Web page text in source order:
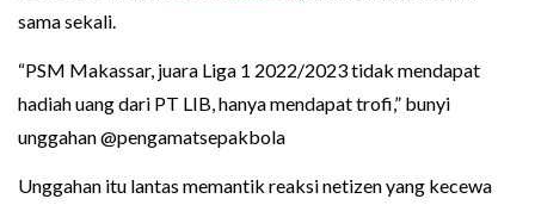
sama sekali.
“PSM Makassar, juara Liga 1 2022/2023 tidak mendapat
hadiah uang dari PT LIB, hanya mendapat trofi,” bunyi
unggahan @pengamatsepakbola
Unggahan itu lantas memantik reaksi netizen yang kecewa